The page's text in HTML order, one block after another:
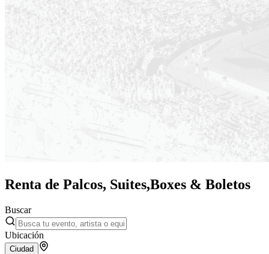
Renta de Palcos, Suites,Boxes & Boletos
Buscar
Ubicación
Ciudad